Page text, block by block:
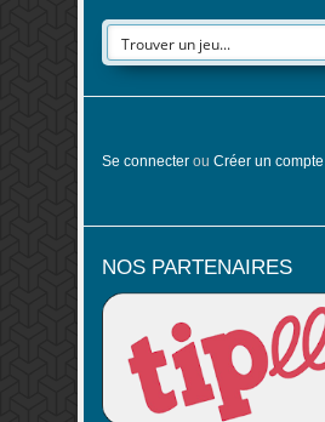
Se connecter ou Créer un compte
NOS PARTENAIRES